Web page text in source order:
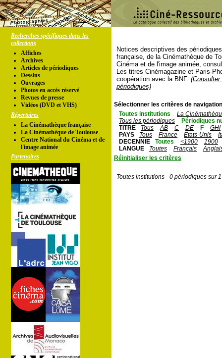
Recherches spécifiques dans les
collections
Affiches
Archives
Articles de périodiques
Dessins
Ouvrages
Photos en accés réservé
Revues de presse
Vidéos (DVD et VHS)
Répertoires
La Cinémathèque française
La Cinémathèque de Toulouse
Centre National du Cinéma et de
l'image animée
Partenaires
Notices descriptives des
française, de la Cinémathèque de
Cinéma et de l'image animée,
Les titres Cinémagazine et Paris-
coopération avec la BNF.
périodiques)
Sélectionner les critères de
Toutes institutions
La
Tous les périodiques
Périodiques
TITRE
Tous AB C DE F
GHI
PAYS
Tous France Etats-Unis
DECENNIE
Toutes <1900
1900
LANGUE
Toutes Français
Réinitialiser les critères
Toutes institutions - 0 périodiques sur